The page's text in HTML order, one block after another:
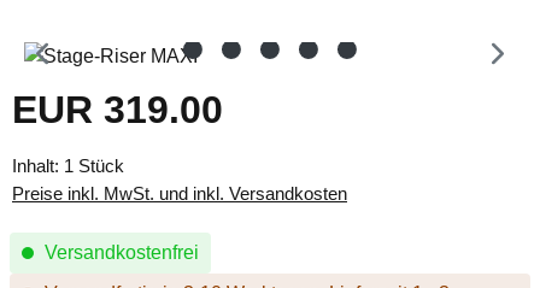
Bildergalerie überspringen
Regulärer Preis:
EUR 319.00
Inhalt: 1 Stück
Preise inkl. MwSt. und inkl. Versandkosten
Versandkostenfrei